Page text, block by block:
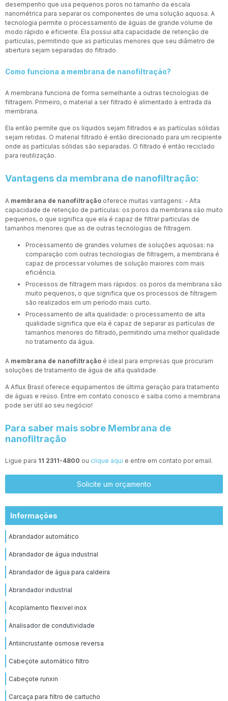
desempenho que usa pequenos poros no tamanho da escala
nanométrica para separar os componentes de uma solução aquosa. A
tecnologia permite o processamento de águas de grande volume de
modo rápido e eficiente. Ela possui alta capacidade de retenção de
partículas, permitindo que as partículas menores que seu diâmetro de
abertura sejam separadas do filtrado.
Como funciona a membrana de nanofiltração?
A membrana funciona de forma semelhante a outras tecnologias de
filtragem. Primeiro, o material a ser filtrado é alimentado à entrada da
membrana.
Ela então permite que os líquidos sejam filtrados e as partículas sólidas
sejam retidas. O material filtrado é então direcionado para um recipiente
onde as partículas sólidas são separadas. O filtrado é então reciclado
para reutilização.
Vantagens da membrana de nanofiltração:
A membrana de nanofiltração oferece muitas vantagens: - Alta
capacidade de retenção de partículas: os poros da membrana são muito
pequenos, o que significa que ela é capaz de filtrar partículas de
tamanhos menores que as de outras tecnologias de filtragem.
Processamento de grandes volumes de soluções aquosas: na
comparação com outras tecnologias de filtragem, a membrana é
capaz de processar volumes de solução maiores com mais
eficiência.
Processos de filtragem mais rápidos: os poros da membrana são
muito pequenos, o que significa que os processos de filtragem
são realizados em um período mais curto.
Processamento de alta qualidade: o processamento de alta
qualidade significa que ela é capaz de separar as partículas de
tamanhos menores do filtrado, permitindo uma melhor qualidade
no tratamento da água.
A membrana de nanofiltração é ideal para empresas que procuram
soluções de tratamento de água de alta qualidade.
A Aflux Brasil oferece equipamentos de última geração para tratamento
de águas e reúso. Entre em contato conosco e saiba como a membrana
pode ser útil ao seu negócio!
Para saber mais sobre Membrana de
nanofiltração
Ligue para 11 2311-4800 ou clique aqui e entre em contato por email.
Solicite um orçamento
Informações
Abrandador automático
Abrandador de água industrial
Abrandador de água para caldeira
Abrandador industrial
Acoplamento flexivel inox
Analisador de condutividade
Antiincrustante osmose reversa
Cabeçote automático filtro
Cabeçote runxin
Carcaça para filtro de cartucho